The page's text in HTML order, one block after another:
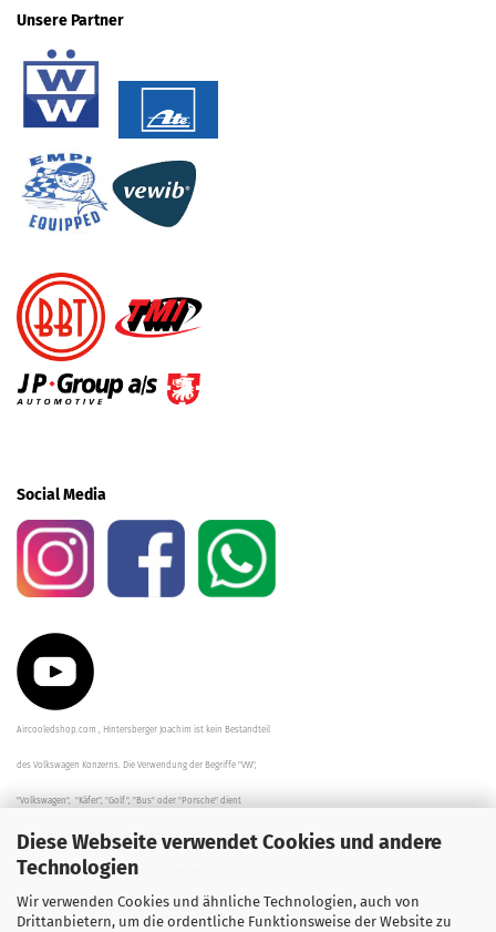
Diese Webseite verwendet Cookies und andere
Technologien
Wir verwenden Cookies und ähnliche Technologien, auch von
Drittanbietern, um die ordentliche Funktionsweise der Website zu
Unsere Partner
Social Media
Aircooledshop.com , Hintersberger Joachim ist kein Bestandteil
des Volkswagen Konzerns. Die Verwendung der Begriffe "VW",
"Volkswagen", "Käfer", "Golf", "Bus" oder "Porsche" dient
der Beschreibung der Teile und stellt in keinem Fall eine direkte
Verbindung zu dem Unternehmen "Volkswagen" her/da.
Die Beschreibungen, Zeichnungen und Angaben zur